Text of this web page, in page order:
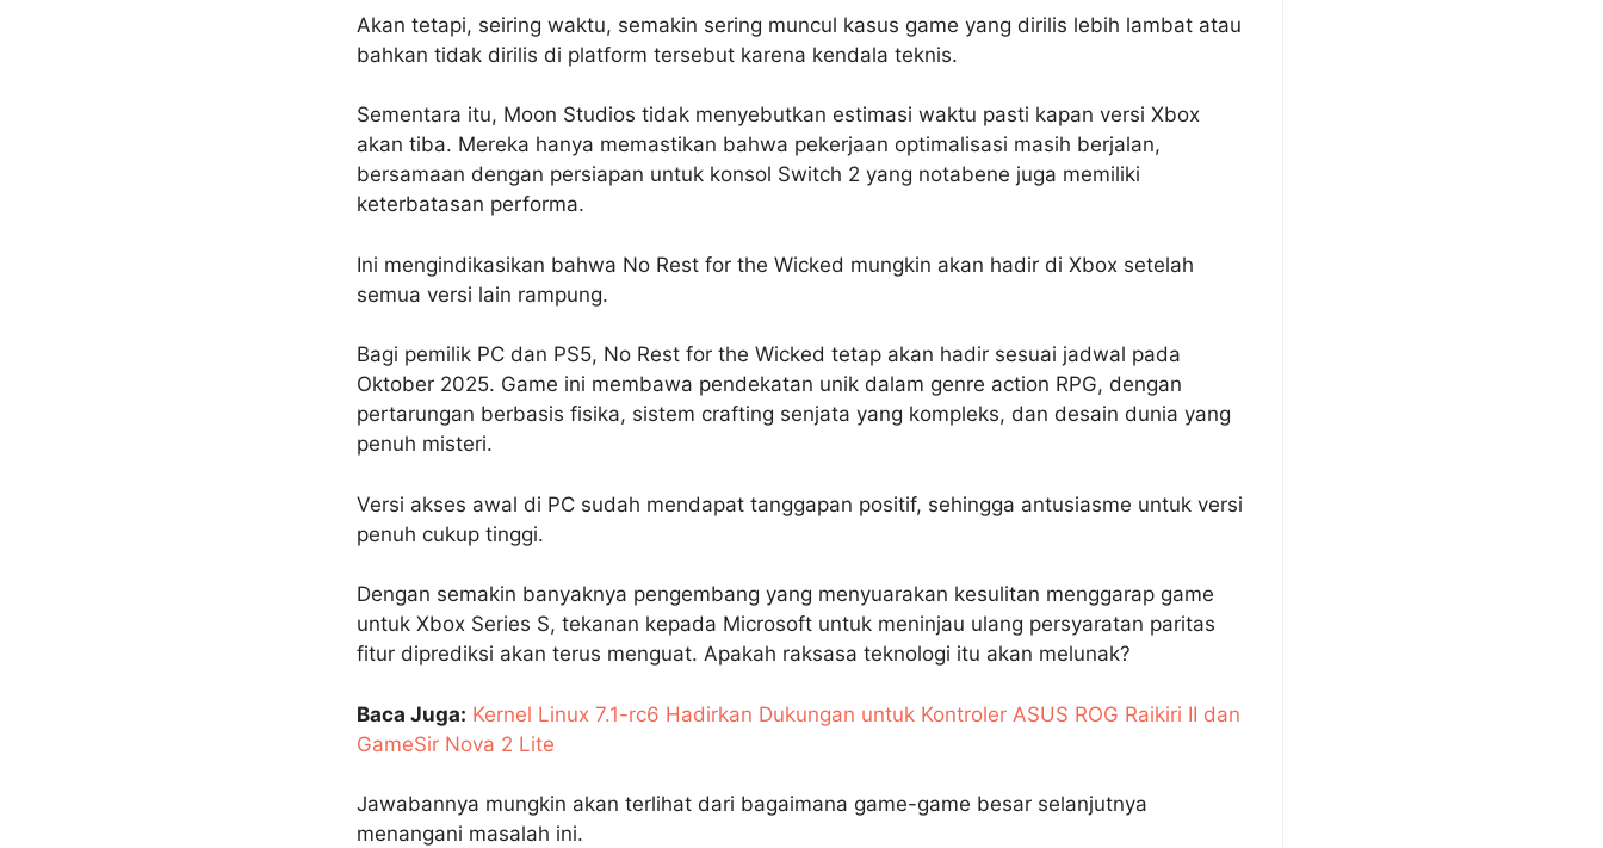
Akan tetapi, seiring waktu, semakin sering muncul kasus game yang dirilis lebih lambat atau
bahkan tidak dirilis di platform tersebut karena kendala teknis.
Sementara itu, Moon Studios tidak menyebutkan estimasi waktu pasti kapan versi Xbox
akan tiba. Mereka hanya memastikan bahwa pekerjaan optimalisasi masih berjalan,
bersamaan dengan persiapan untuk konsol Switch 2 yang notabene juga memiliki
keterbatasan performa.
Ini mengindikasikan bahwa No Rest for the Wicked mungkin akan hadir di Xbox setelah
semua versi lain rampung.
Bagi pemilik PC dan PS5, No Rest for the Wicked tetap akan hadir sesuai jadwal pada
Oktober 2025. Game ini membawa pendekatan unik dalam genre action RPG, dengan
pertarungan berbasis fisika, sistem crafting senjata yang kompleks, dan desain dunia yang
penuh misteri.
Versi akses awal di PC sudah mendapat tanggapan positif, sehingga antusiasme untuk versi
penuh cukup tinggi.
Dengan semakin banyaknya pengembang yang menyuarakan kesulitan menggarap game
untuk Xbox Series S, tekanan kepada Microsoft untuk meninjau ulang persyaratan paritas
fitur diprediksi akan terus menguat. Apakah raksasa teknologi itu akan melunak?
Baca Juga: Kernel Linux 7.1-rc6 Hadirkan Dukungan untuk Kontroler ASUS ROG Raikiri II dan
GameSir Nova 2 Lite
Jawabannya mungkin akan terlihat dari bagaimana game-game besar selanjutnya
menangani masalah ini.